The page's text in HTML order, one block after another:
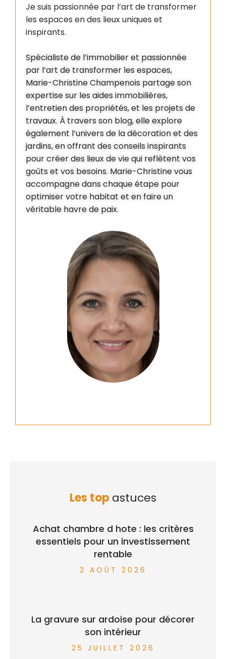
Je suis passionnée par l’art de transformer
les espaces en des lieux uniques et
inspirants.
Spécialiste de l’immobilier et passionnée
par l’art de transformer les espaces,
Marie-Christine Champenois partage son
expertise sur les aides immobilières,
l’entretien des propriétés, et les projets de
travaux. À travers son blog, elle explore
également l’univers de la décoration et des
jardins, en offrant des conseils inspirants
pour créer des lieux de vie qui reflètent vos
goûts et vos besoins. Marie-Christine vous
accompagne dans chaque étape pour
optimiser votre habitat et en faire un
véritable havre de paix.
Les top astuces
Achat chambre d hote : les critères
essentiels pour un investissement
rentable
2 AOÛT 2026
La gravure sur ardoise pour décorer
son intérieur
25 JUILLET 2026